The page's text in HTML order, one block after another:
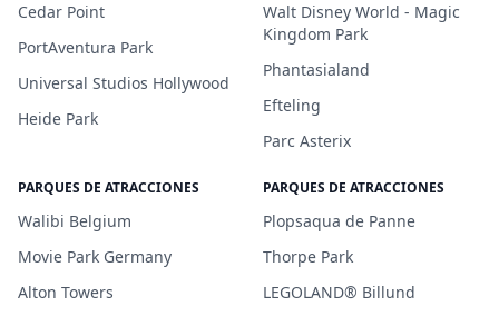
Cedar Point
PortAventura Park
Universal Studios Hollywood
Heide Park
Walt Disney World - Magic
Kingdom Park
Phantasialand
Efteling
Parc Asterix
PARQUES DE ATRACCIONES
Walibi Belgium
Movie Park Germany
Alton Towers
PARQUES DE ATRACCIONES
Plopsaqua de Panne
Thorpe Park
LEGOLAND® Billund